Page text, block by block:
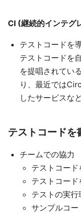
CI (継続的インテグ
テストコードを
テストコードを
を提唱されてい
り、最近では
したサービスな
テストコードを
チームでの協力
テストコード
テストコー
テストの実
サンプルコ